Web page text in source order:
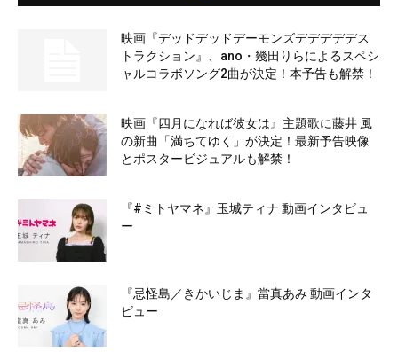
映画『デッドデッドデーモンズデデデデデス
トラクション』、ano・幾田りらによるスペシ
ャルコラボソング2曲が決定！本予告も解禁！
映画『四月になれば彼女は』主題歌に藤井 風
の新曲「満ちてゆく」が決定！最新予告映像
とポスタービジュアルも解禁！
『#ミトヤマネ』玉城ティナ 動画インタビュ
ー
『忌怪島／きかいじま』當真あみ 動画インタ
ビュー